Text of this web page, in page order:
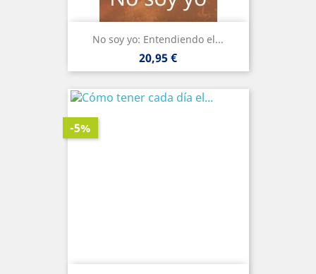
No soy yo: Entendiendo el...
Precio
20,95 €
-5%